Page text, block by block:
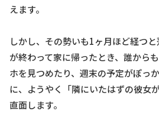
えます。
しかし、その勢いも1ヶ月ほど経つ
が終わって家に帰ったとき、誰から
ホを見つめたり、週末の予定がぽっ
に、ようやく「隣にいたはずの彼女
直面します。